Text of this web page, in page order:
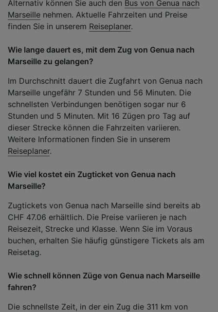
Alternativ können Sie auch den Bus von Genua nach
Marseille nehmen. Aktuelle Fahrzeiten und Preise
finden Sie in unserem Reiseplaner.
Wie lange dauert es, mit dem Zug von Genua nach
Marseille zu gelangen?
Im Durchschnitt dauert die Zugfahrt von Genua nach
Marseille ungefähr 7 Stunden und 56 Minuten. Die
schnellsten Verbindungen benötigen sogar nur 6
Stunden und 5 Minuten. Mit 16 Zügen pro Tag auf
dieser Strecke können die Fahrzeiten variieren.
Weitere Informationen finden Sie in unserem
Reiseplaner.
Wie viel kostet ein Zugticket von Genua nach
Marseille?
Zugtickets von Genua nach Marseille sind bereits ab
CHF 47.06 erhältlich. Die Preise variieren je nach
Reisezeit, Strecke und Klasse. Wenn Sie im Voraus
buchen, erhalten Sie häufig günstigere Tickets als am
Reisetag.
Wie schnell können Züge von Genua nach Marseille
fahren?
Die schnellste Zeit, in der ein Zug die 311 km von